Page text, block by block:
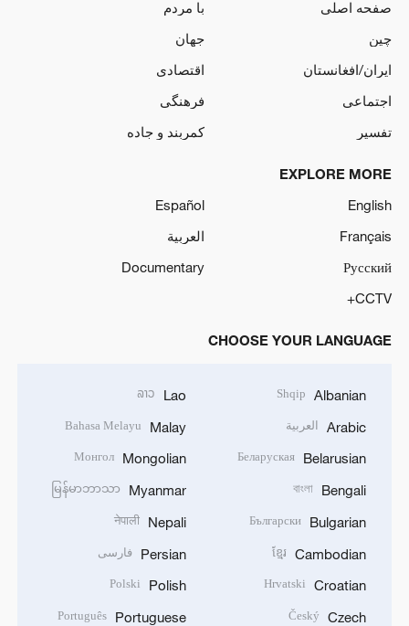
صفحه اصلی
با مردم
چین
جهان
ایران/افغانستان
اقتصادی
اجتماعی
فرهنگی
تفسیر
کمربند و جاده
EXPLORE MORE
English
Español
Français
العربية
Русский
Documentary
CCTV+
CHOOSE YOUR LANGUAGE
Albanian
Shqip
Arabic العربية
Belarusian
Беларуская
Bengali
বাংলা
Bulgarian
Български
Cambodian
ខ្មែរ
Croatian
Hrvatski
Czech
Český
Lao
ລາວ
Malay
Bahasa Melayu
Mongolian
Монгол
Myanmar
မြန်မာဘာသာ
Nepali
नेपाली
Persian فارسی
Polish
Polski
Portuguese
Português